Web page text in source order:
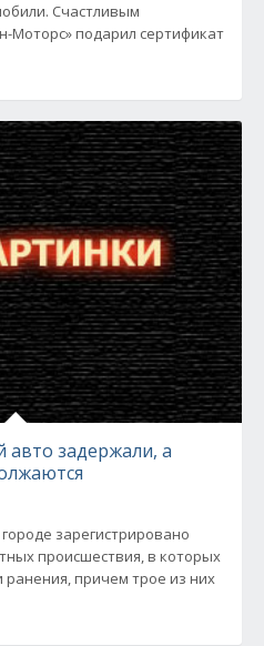
Счастливым
Моторс» подарил сертификат
авто задержали, а
зарегистрировано
происшествия, в которых
причем трое из них